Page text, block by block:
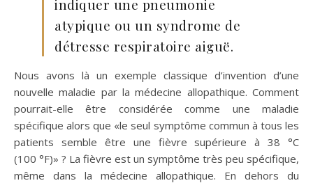
indiquer une pneumonie
atypique ou un syndrome de
détresse respiratoire aiguë.
Nous avons là un exemple classique d’invention d’une
nouvelle maladie par la médecine allopathique. Comment
pourrait-elle être considérée comme une maladie
spécifique alors que «le seul symptôme commun à tous les
patients semble être une fièvre supérieure à 38 °C
(100 °F)» ? La fièvre est un symptôme très peu spécifique,
même dans la médecine allopathique. En dehors du